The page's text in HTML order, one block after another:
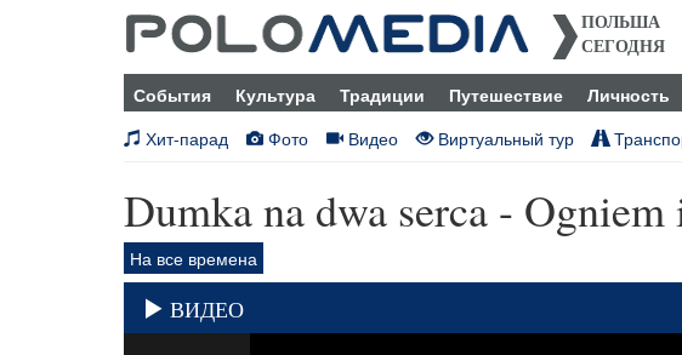
ПОЛЬША
СЕГОДНЯ
События Культура Традиции Путешествие Личность
Хит-парад
Фото Видео Виртуальный тур
Dumka na dwa serca -
На все времена
ВИДЕО